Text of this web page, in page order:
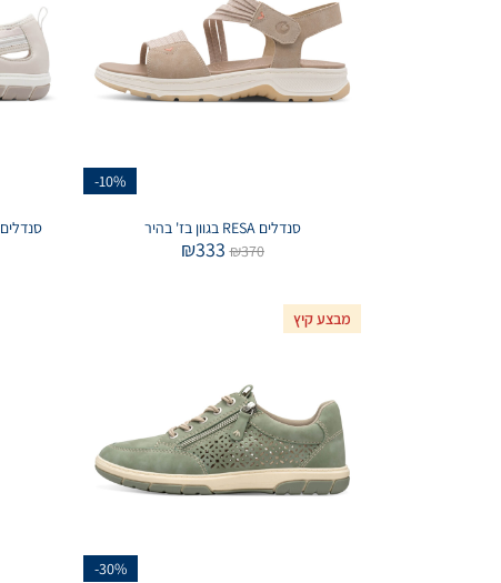
-10%
סנדלים RESA בגוון בז' בהיר
₪370
₪333
סנדלים HALO עם פתחים בצבע בז' פרחוני
מבצע קיץ
-30%